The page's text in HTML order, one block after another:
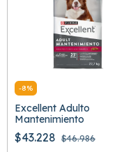
-8%
Excellent Adulto
Mantenimiento
$43.228 $46.986